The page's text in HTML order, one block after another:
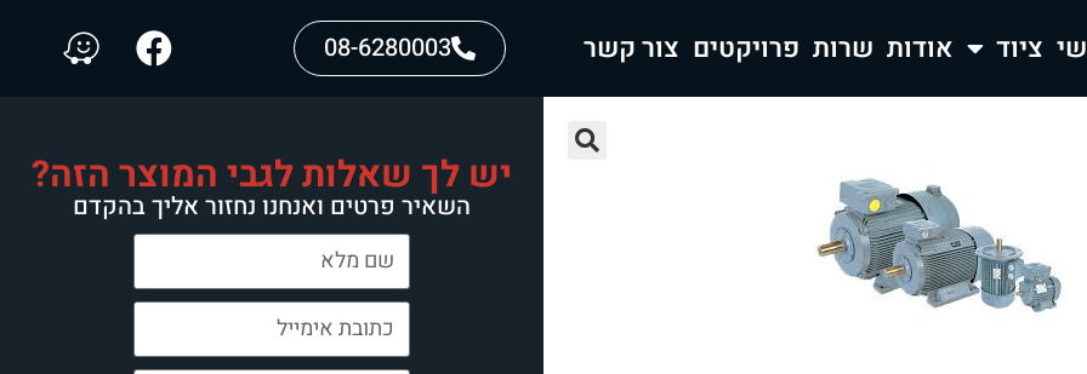
ציוד אודות שרות פרויקטים צור קשר 08-6280003
יש לך שאלות לגבי המוצר הזה?
השאיר פרטים ואנחנו נחזור אליך בהקדם